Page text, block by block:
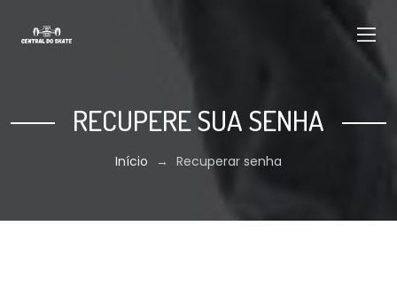
RECUPERE SUA SENHA
Início → Recuperar senha